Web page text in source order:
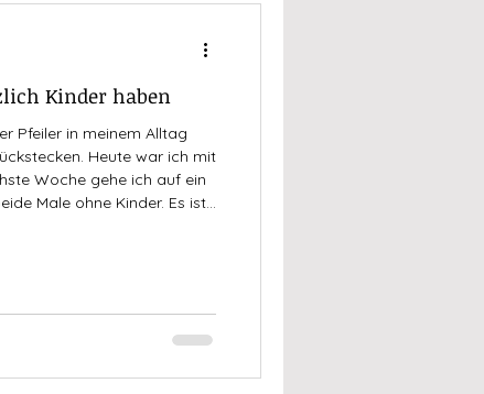
Kinder haben
Pfeiler in meinem Alltag
Heute war ich mit
Woche gehe ich auf ein
Male ohne Kinder. Es ist